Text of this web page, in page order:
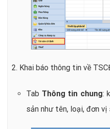
2. Khai báo thông tin về
Tab Thông tin chung:
sản như tên, loại, đơn